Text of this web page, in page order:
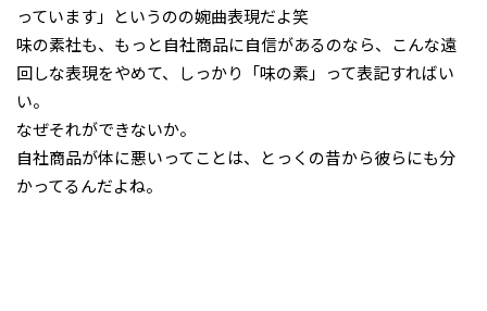
っています」というのの婉曲表現だよ笑
味の素社も、もっと自社商品に自信があるのなら、こんな遠
回しな表現をやめて、しっかり「味の素」って表記すればい
い。
なぜそれができないか。
自社商品が体に悪いってことは、とっくの昔から彼らにも分
かってるんだよね。